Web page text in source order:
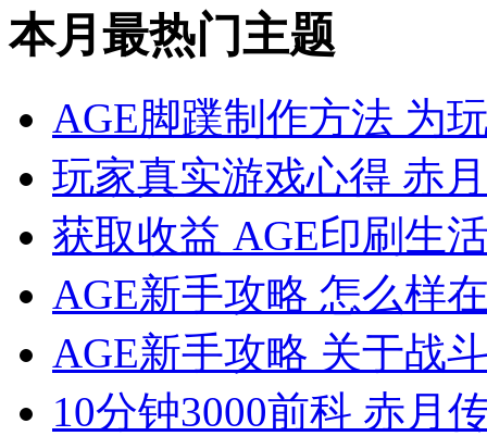
本月最热门主题
AGE脚蹼制作方法 为
玩家真实游戏心得 赤
获取收益 AGE印刷生
AGE新手攻略 怎么样
AGE新手攻略 关于战
10分钟3000前科 赤月